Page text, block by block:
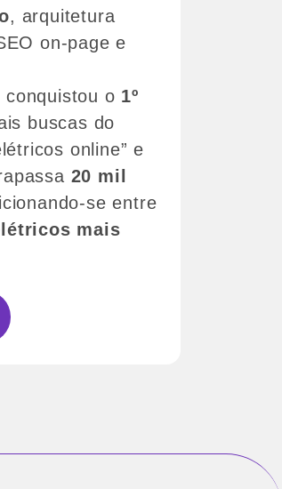
, arquitetura
on-page e
o 1º
buscas do
online” e
20 mil
se entre
mais